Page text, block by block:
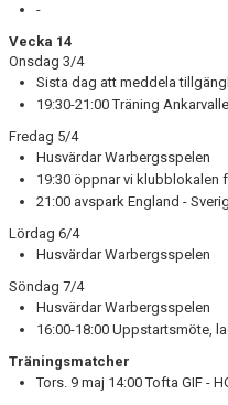
-
Vecka 14
Onsdag 3/4
Sista dag att meddela
19:30-21:00 Träning
Fredag 5/4
Husvärdar Warbergsspelen
19:30 öppnar vi klubblokalen
21:00 avspark England -
Lördag 6/4
Husvärdar Warbergsspelen
Söndag 7/4
Husvärdar Warbergsspelen
16:00-18:00 Uppstartsmöte,
Träningsmatcher
Tors. 9 maj 14:00 Tofta GIF -